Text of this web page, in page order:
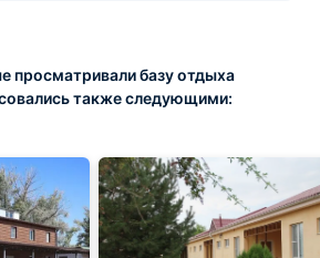
просматривали базу отдыха
также следующими: